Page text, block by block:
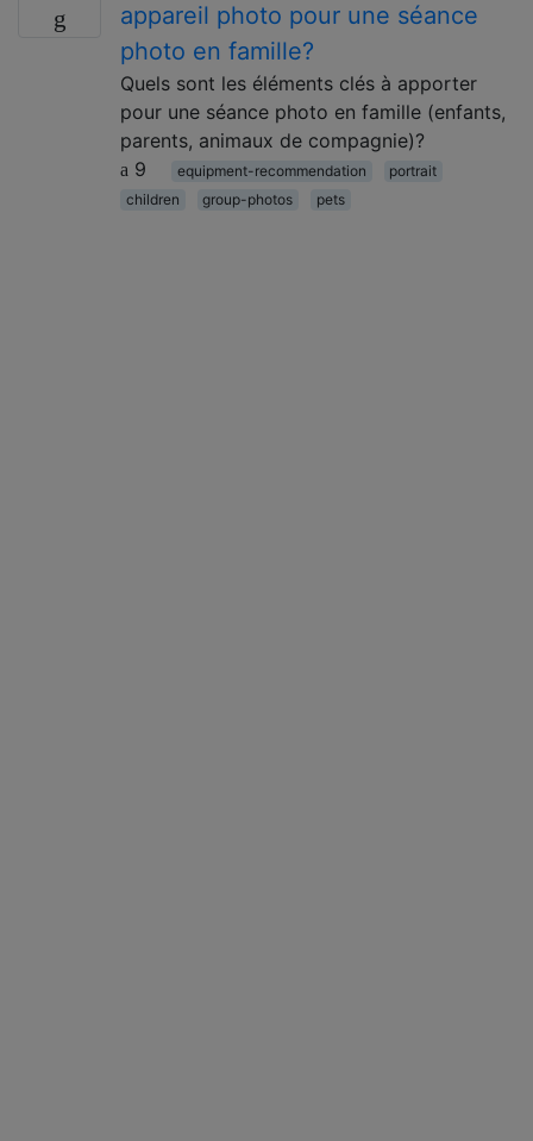
appareil photo pour une séance
photo en famille?
Quels sont les éléments clés à apporter
pour une séance photo en famille (enfants,
parents, animaux de compagnie)?
9
equipment-recommendation
portrait
children
group-photos pets